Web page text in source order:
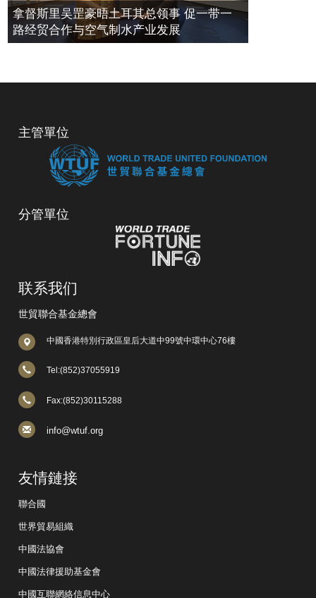
拿督斯里吴罡豪晤土耳其总领事 促一带一
路经贸合作与空气制水产业发展
主管單位
分管單位
联系我们
世貿聯合基金總會
中國香港特別行政區皇后大道中99號中環中心76樓
Tel:(852)37055919
Fax:(852)30115288
info@wtuf.org
友情鏈接
聯合國
世界貿易組織
中國法協會
中國法律援助基金會
中國互聯網絡信息中心